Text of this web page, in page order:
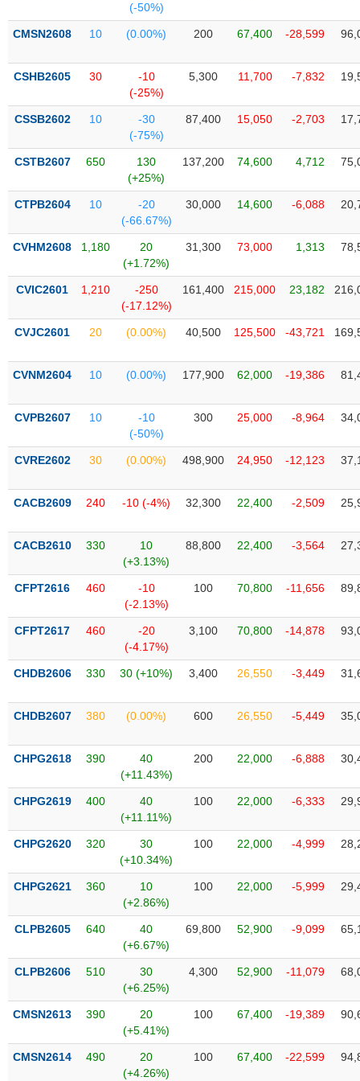
Trạng
cổ
phiếu
Quy
mô
trường
yết
yết
Niêm
bổ
sung
Hủy
niêm
Theo
đặc
Không
ký
quỹ
Danh
mục
phiếu
chi
Tổng
Giao
Tài
Phân
kỹ
Hồ
doanh
nghiệp
Tin
tức
kiện
(-50%)
CMSN2608 10 (0.00%) 200 67,400 -28,599
CSHB2605 30
-10
(-25%)
5,300 11,700 -7,832
CSSB2602 10
-30
(-75%)
87,400 15,050 -2,703
CSTB2607 650
130
(+25%)
137,200 74,600 4,712
CTPB2604 10
-20
(-66.67%)
30,000 14,600 -6,088
CVHM2608 1,180
20
(+1.72%)
31,300 73,000 1,313
CVIC2601 1,210
-250
(-17.12%)
161,400 215,000 23,182
CVJC2601 20 (0.00%) 40,500 125,500 -43,721
CVNM2604 10 (0.00%) 177,900 62,000 -19,386
CVPB2607 10
-10
(-50%)
300 25,000 -8,964
CVRE2602 30 (0.00%) 498,900 24,950 -12,123
CACB2609 240 -10 (-4%) 32,300 22,400 -2,509
CACB2610 330
10
(+3.13%)
88,800 22,400 -3,564
CFPT2616 460
-10
(-2.13%)
100 70,800 -11,656
CFPT2617 460
-20
(-4.17%)
3,100 70,800 -14,878
CHDB2606 330 30 (+10%) 3,400 26,550 -3,449
CHDB2607 380 (0.00%) 600 26,550 -5,449
CHPG2618 390
40
(+11.43%)
200 22,000 -6,888
CHPG2619 400
40
(+11.11%)
100 22,000 -6,333
CHPG2620 320
30
(+10.34%)
100 22,000 -4,999
CHPG2621 360
10
(+2.86%)
100 22,000 -5,999
CLPB2605 640
40
(+6.67%)
69,800 52,900 -9,099
CLPB2606 510
30
(+6.25%)
4,300 52,900 -11,079
CMSN2613 390
20
(+5.41%)
100 67,400 -19,389
CMSN2614 490
20
(+4.26%)
100 67,400 -22,599
DOANH
CỔ
SINH
PHIẾU
CỤ
ĐẦU
XUẤT
LIỆU
TIN
SECTOR
NGUYÊN
LIỆU